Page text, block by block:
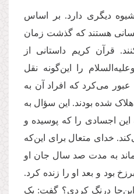
دیگری دارد. بر اساس
هستند که گذشت زمان
قرآن کریم داستانی از
را این‌گونه نقل
می‌کرد که افراد آن به
شده بودند. این سؤال به
اجسادی را که پوسیده و
خدای متعال برای این‌که
به مدت صد سال جان او
بود و بعد او را زنده کرد.
درنگ کردی؟ گفت: یک